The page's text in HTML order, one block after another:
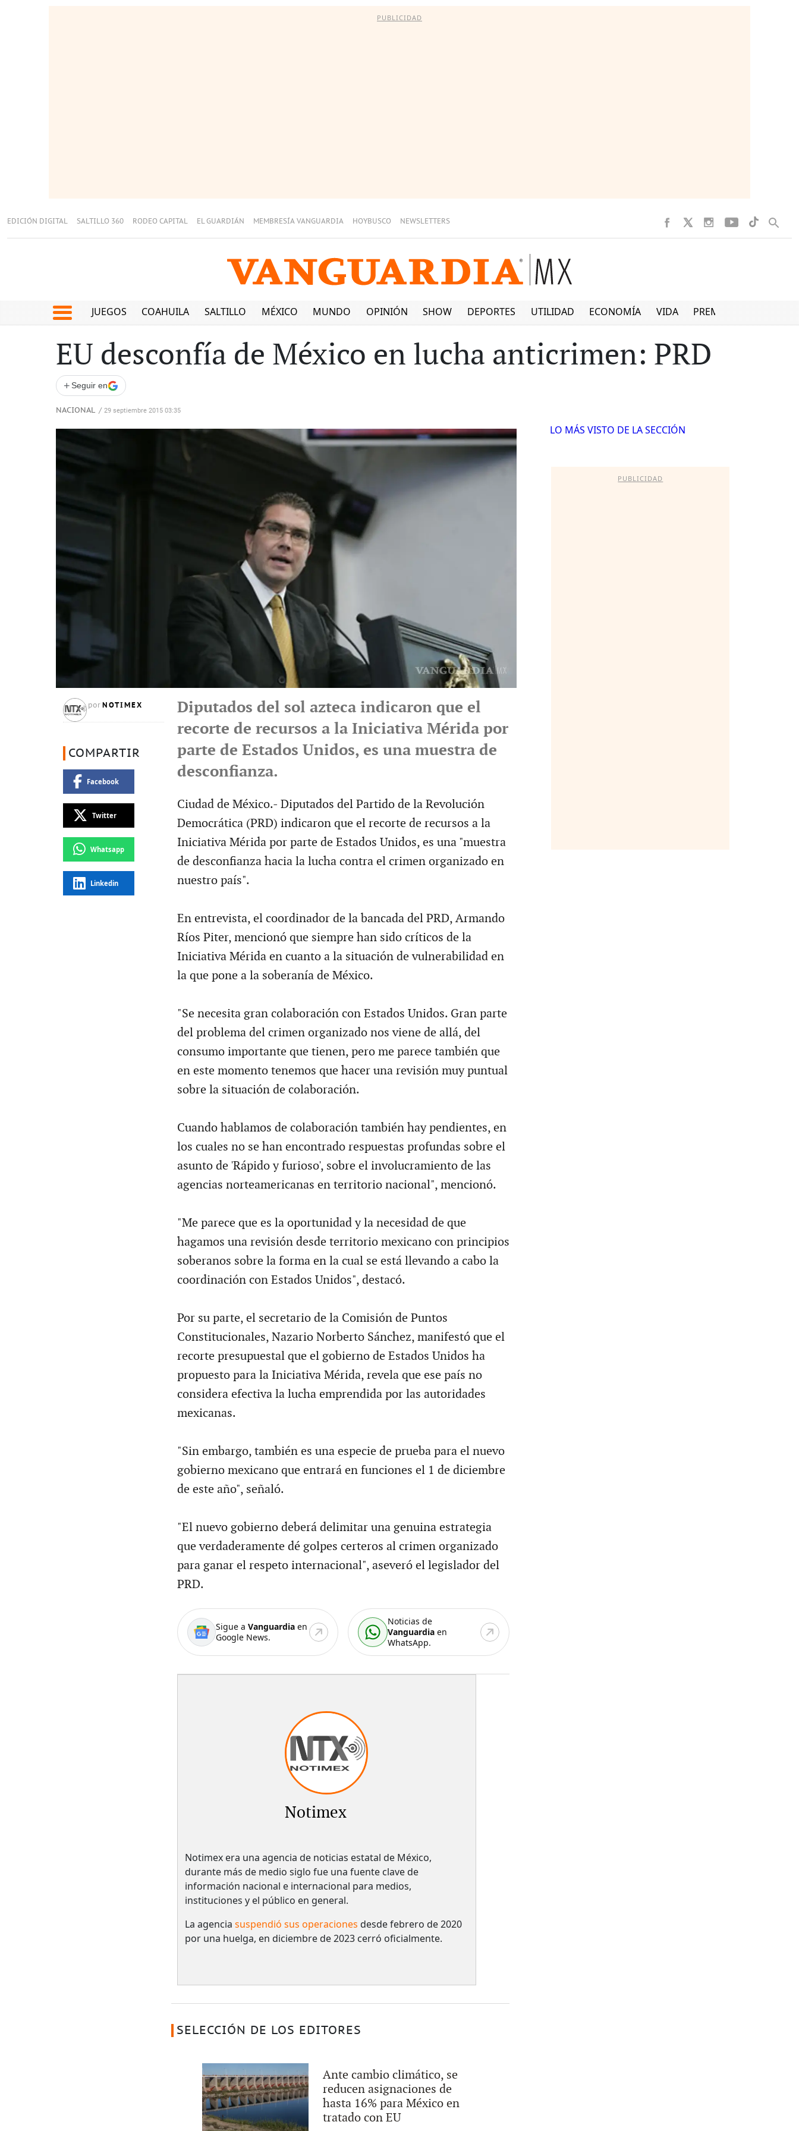
PUBLICIDAD
EDICIÓN DIGITAL SALTILLO 360 RODEO CAPITAL EL GUARDIÁN MEMBRESÍA VANGUARDIA HOYBUSCO NEWSLETTERS
JUEGOS COAHUILA SALTILLO MÉXICO MUNDO OPINIÓN SHOW DEPORTES UTILIDAD ECONOMÍA VIDA PREMIUM
EU desconfía de México en lucha anticrimen: PRD
+ Seguir en
NACIONAL / 29 septiembre 2015 03:35
por NOTIMEX
COMPARTIR
Facebook
Twitter
Whatsapp
Linkedin
Diputados del sol azteca indicaron que el
recorte de recursos a la Iniciativa Mérida por
parte de Estados Unidos, es una muestra de
desconfianza.
Ciudad de México.- Diputados del Partido de la Revolución
Democrática (PRD) indicaron que el recorte de recursos a la
Iniciativa Mérida por parte de Estados Unidos, es una "muestra
de desconfianza hacia la lucha contra el crimen organizado en
nuestro país".
En entrevista, el coordinador de la bancada del PRD, Armando
Ríos Piter, mencionó que siempre han sido críticos de la
Iniciativa Mérida en cuanto a la situación de vulnerabilidad en
la que pone a la soberanía de México.
"Se necesita gran colaboración con Estados Unidos. Gran parte
del problema del crimen organizado nos viene de allá, del
consumo importante que tienen, pero me parece también que
en este momento tenemos que hacer una revisión muy puntual
sobre la situación de colaboración.
Cuando hablamos de colaboración también hay pendientes, en
los cuales no se han encontrado respuestas profundas sobre el
asunto de 'Rápido y furioso', sobre el involucramiento de las
agencias norteamericanas en territorio nacional", mencionó.
"Me parece que es la oportunidad y la necesidad de que
hagamos una revisión desde territorio mexicano con principios
soberanos sobre la forma en la cual se está llevando a cabo la
coordinación con Estados Unidos", destacó.
Por su parte, el secretario de la Comisión de Puntos
Constitucionales, Nazario Norberto Sánchez, manifestó que el
recorte presupuestal que el gobierno de Estados Unidos ha
propuesto para la Iniciativa Mérida, revela que ese país no
considera efectiva la lucha emprendida por las autoridades
mexicanas.
"Sin embargo, también es una especie de prueba para el nuevo
gobierno mexicano que entrará en funciones el 1 de diciembre
de este año", señaló.
"El nuevo gobierno deberá delimitar una genuina estrategia
que verdaderamente dé golpes certeros al crimen organizado
para ganar el respeto internacional", aseveró el legislador del
PRD.
Sigue a Vanguardiaen
Google News.
Noticias de
Vanguardia en
WhatsApp.
Notimex
Notimex era una agencia de noticias estatal de México,
durante más de medio siglo fue una fuente clave de
información nacional e internacional para medios,
instituciones y el público en general.
La agencia suspendió sus operaciones desde febrero de 2020
por una huelga, en diciembre de 2023 cerró oficialmente.
SELECCIÓN DE LOS EDITORES
Ante cambio climático, se
reducen asignaciones de
hasta 16% para México en
tratado con EU
LO MÁS VISTO DE LA SECCIÓN
PUBLICIDAD